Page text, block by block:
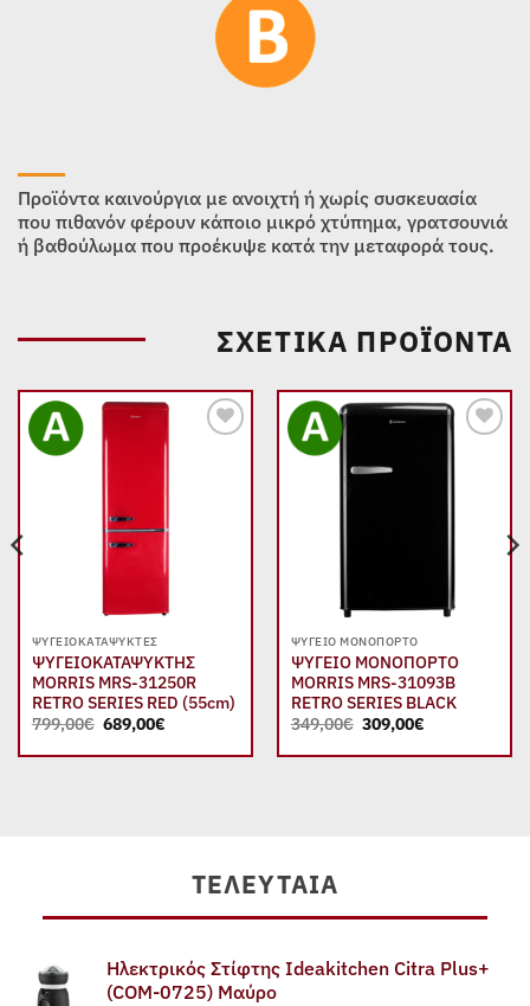
Προϊόντα καινούργια με ανοιχτή ή χωρίς συσκευασία
που πιθανόν φέρουν κάποιο μικρό χτύπημα, γρατσουνιά
ή βαθούλωμα που προέκυψε κατά την μεταφορά τους.
ΣΧΕΤΙΚΆ ΠΡΟΪΌΝΤΑ
ΨΥΓΕΙΟΚΑΤΑΨΎΚΤΕΣ
ΨΥΓΕΙΟΚΑΤΑΨΥΚΤΗΣ
MORRIS MRS-31250R
RETRO SERIES RED (55cm)
799,00€ Original
price
was:
689,00€Η
τιμή
ΨΥΓΕΊΟ ΜΟΝΌΠΟΡΤΟ
ΨΥΓΕΙΟ ΜΟΝΟΠΟΡΤΟ
MORRIS MRS-31093B
RETRO SERIES BLACK
349,00€ Original
price
was:
309,00€Η
τιμή
ΤΕΛΕΥΤΑΊΑ
Ηλεκτρικός Στίφτης Ideakitchen Citra Plus+
(COM-0725) Μαύρο